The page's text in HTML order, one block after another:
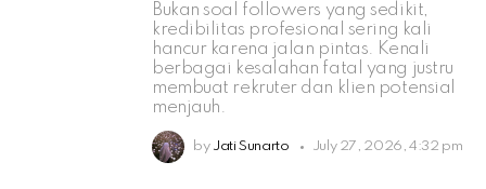
Bukan soal followers yang sedikit,
kredibilitas profesional sering kali
hancur karena jalan pintas. Kenali
berbagai kesalahan fatal yang justru
membuat rekruter dan klien potensial
menjauh.
by Jati Sunarto July 27, 2026, 4:32 pm